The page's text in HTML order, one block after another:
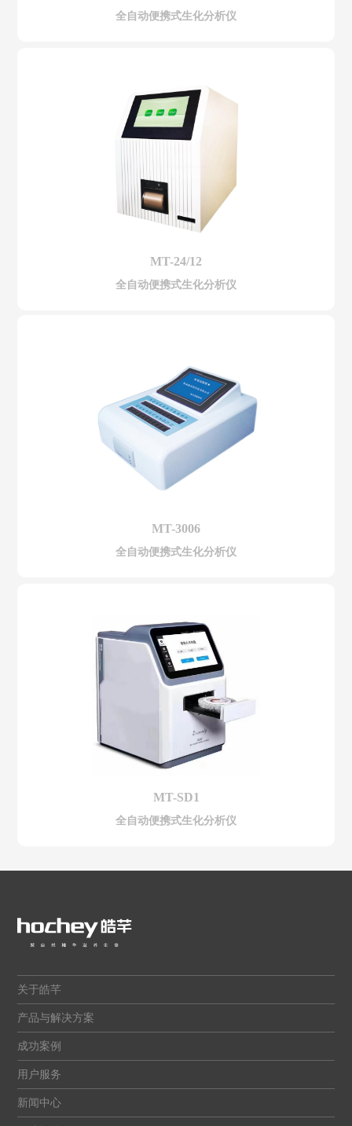
全自动便携式生化分析仪
MT-24/12
全自动便携式生化分析仪
MT-3006
全自动便携式生化分析仪
MT-SD1
全自动便携式生化分析仪
关于皓芊
产品与解决方案
成功案例
用户服务
新闻中心